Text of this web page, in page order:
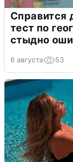
Справится
тест по
стыдно
6 августа 53